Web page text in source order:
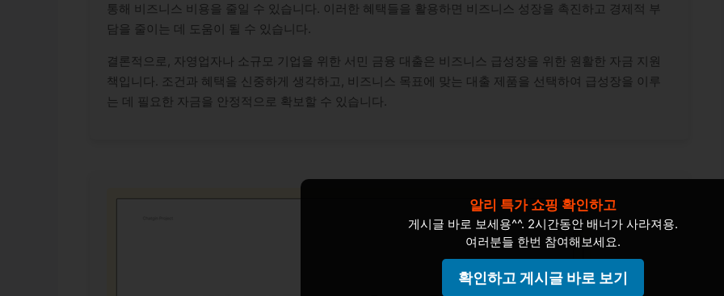
통해 비즈니스 비용을 줄일 수 있습니다. 이러한 혜택들을 활용하면 비즈니스 성장을 촉진하고 경제적 부
담을 줄이는 데 도움이 될 수 있습니다.
결론적으로, 자영업자나 소규모 기업을 위한 서민 금융 대출은 비즈니스 급성장을 위한 원활한 자금 지원
책입니다. 조건과 혜택을 신중하게 생각하고, 비즈니스 목표에 맞는 대출 제품을 선택하여 급성장을 이루
는 데 필요한 자금을 안정적으로 확보할 수 있습니다.
알리 특가 쇼핑 확인하고
게시글 바로 보세용^^. 2시간동안 배너가 사라져용.
여러분들 한번 참여해보세요.
확인하고 게시글 바로 보기